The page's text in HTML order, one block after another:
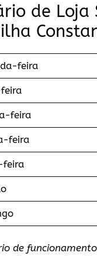
de Loja
feira
feira
feira
feira
de